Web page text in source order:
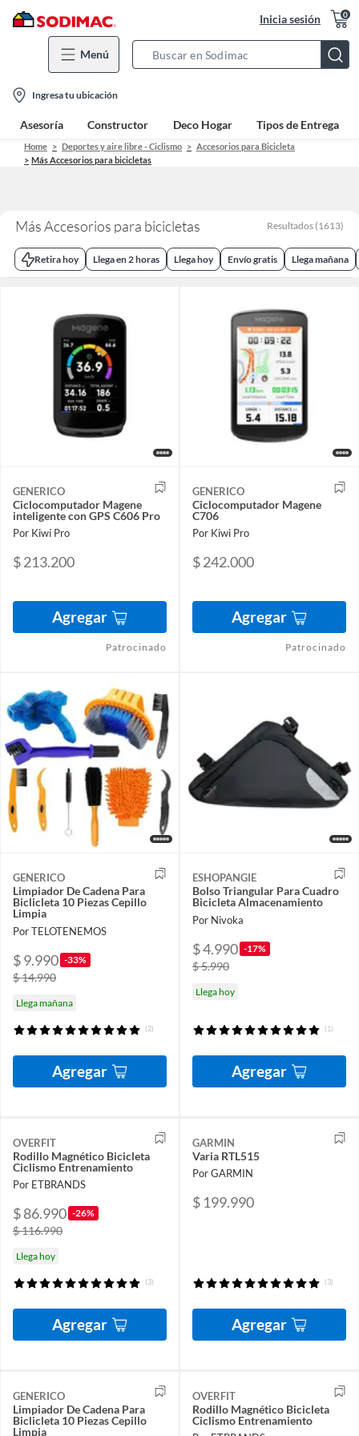
Inicia sesión 0
Menú
Bar
location-
icon
Ingresa tu ubicación
Asesoría Constructor Deco Hogar Tipos de Entrega
Home Deportes y aire libre - Ciclismo
Accesorios para Bicicleta
Más Accesorios para bicicletas
Más Accesorios para bicicletas Resultados (1613)
Retira hoy Llega en 2 horas Llega hoy Envío gratis Llega mañana
GENERICO
Ciclocomputador Magene
inteligente con GPS C606 Pro
Por Kiwi Pro
$ 213.200
Agregar
Patrocinado
GENERICO
Ciclocomputador Magene
C706
Por Kiwi Pro
$ 242.000
Agregar
Patrocinado
GENERICO
Limpiador De Cadena Para
Biclicleta 10 Piezas Cepillo
Limpia
Por TELOTENEMOS
$ 9.990 -33%
$ 14.990
Llega mañana
(2)
Agregar
ESHOPANGIE
Bolso Triangular Para Cuadro
Bicicleta Almacenamiento
Por Nivoka
$ 4.990 -17%
$ 5.990
Llega hoy
(1)
Agregar
OVERFIT
Rodillo Magnético Bicicleta
Ciclismo Entrenamiento
Por ETBRANDS
$ 86.990 -26%
$ 116.990
Llega hoy
(3)
Agregar
GARMIN
Varia RTL515
Por GARMIN
$ 199.990
(3)
Agregar
GENERICO
Limpiador De Cadena Para
Biclicleta 10 Piezas Cepillo
Limpia
OVERFIT
Rodillo Magnético Bicicleta
Ciclismo Entrenamiento